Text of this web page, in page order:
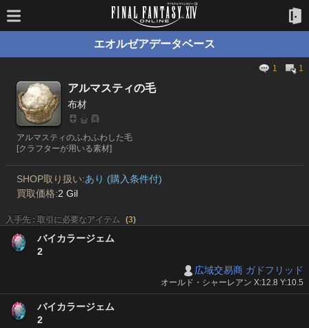
エオルゼアデータベース
1 1
アルマスティの毛
布材
アルマスティのふわふわした毛
[クラフターが用いる素材]
SHOP取り扱い:あり (購入条件付)
買取価格:2 Gil
入手先 : 取引に必要なアイテム (3)
バイカラージェム
2
広域交易商 ガドフリッド
オールド・シャーレアン X:12.8 Y:10.5
バイカラージェム
2